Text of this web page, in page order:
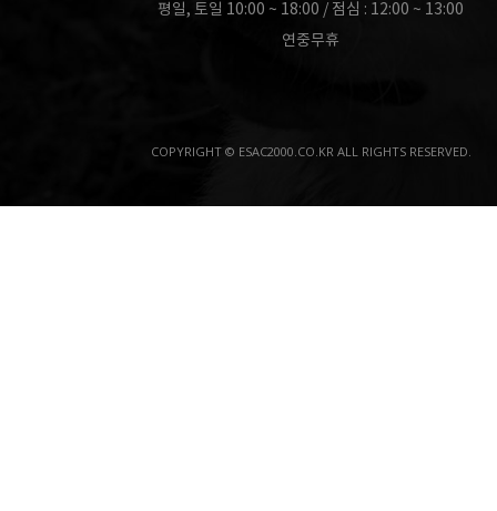
평일, 토일 10:00 ~ 18:00 / 점심 : 12:00 ~ 13:00
연중무휴
COPYRIGHT © ESAC2000.CO.KR ALL RIGHTS RESERVED.